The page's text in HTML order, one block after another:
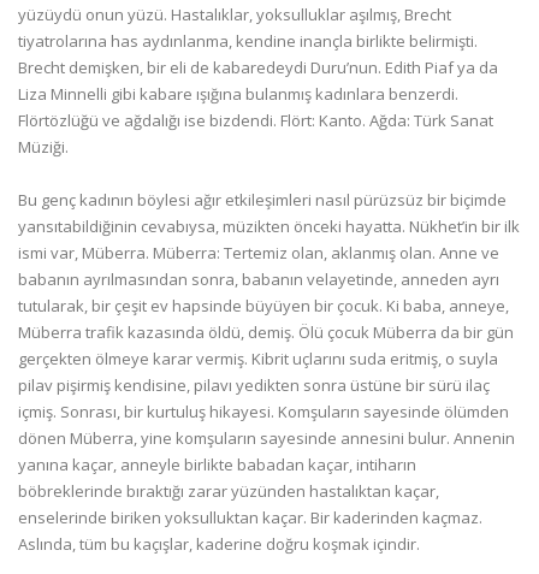
yüzüydü onun yüzü. Hastalıklar, yoksulluklar aşılmış, Brecht
tiyatrolarına has aydınlanma, kendine inançla birlikte belirmişti.
Brecht demişken, bir eli de kabaredeydi Duru’nun. Edith Piaf ya da
Liza Minnelli gibi kabare ışığına bulanmış kadınlara benzerdi.
Flörtözlüğü ve ağdalığı ise bizdendi. Flört: Kanto. Ağda: Türk Sanat
Müziği.
Bu genç kadının böylesi ağır etkileşimleri nasıl pürüzsüz bir biçimde
yansıtabildiğinin cevabıysa, müzikten önceki hayatta. Nükhet’in bir ilk
ismi var, Müberra. Müberra: Tertemiz olan, aklanmış olan. Anne ve
babanın ayrılmasından sonra, babanın velayetinde, anneden ayrı
tutularak, bir çeşit ev hapsinde büyüyen bir çocuk. Ki baba, anneye,
Müberra trafik kazasında öldü, demiş. Ölü çocuk Müberra da bir gün
gerçekten ölmeye karar vermiş. Kibrit uçlarını suda eritmiş, o suyla
pilav pişirmiş kendisine, pilavı yedikten sonra üstüne bir sürü ilaç
içmiş. Sonrası, bir kurtuluş hikayesi. Komşuların sayesinde ölümden
dönen Müberra, yine komşuların sayesinde annesini bulur. Annenin
yanına kaçar, anneyle birlikte babadan kaçar, intiharın
böbreklerinde bıraktığı zarar yüzünden hastalıktan kaçar,
enselerinde biriken yoksulluktan kaçar. Bir kaderinden kaçmaz.
Aslında, tüm bu kaçışlar, kaderine doğru koşmak içindir.